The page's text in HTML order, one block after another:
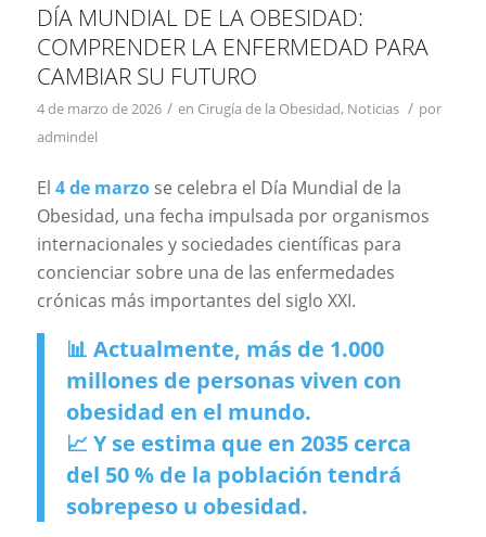
DÍA MUNDIAL DE LA OBESIDAD:
COMPRENDER LA ENFERMEDAD PARA
CAMBIAR SU FUTURO
4 de marzo de 2026 / en Cirugía de la Obesidad, Noticias / por
admindel
El 4 de marzose celebra el Día Mundial de la
Obesidad, una fecha impulsada por organismos
internacionales y sociedades científicas para
concienciar sobre una de las enfermedades
crónicas más importantes del siglo XXI.
📊 Actualmente, más de 1.000
millones de personas viven con
obesidad en el mundo.
📈 Y se estima que en 2035 cerca
del 50 % de la población tendrá
sobrepeso u obesidad.